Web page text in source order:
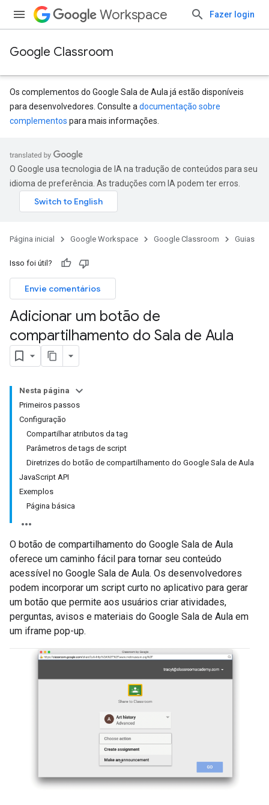
Workspace Fazer login
Google Classroom
Os complementos do Google Sala de Aula já estão disponíveis
para desenvolvedores. Consulte a documentação sobre
complementos para mais informações.
O Google usa tecnologia de IA na tradução de conteúdos para seu
idioma de preferência. As traduções com IA podem ter erros.
Página inicial Google Workspace Google Classroom Guias
Isso foi útil?
Envie comentários
Adicionar um botão de
compartilhamento do Sala de Aula
Nesta página
Primeiros passos
Configuração
Compartilhar atributos da tag
Parâmetros de tags de script
Diretrizes do botão de compartilhamento do Google Sala de Aula
JavaScript API
Exemplos
Página básica
O botão de compartilhamento do Google Sala de Aula
oferece um caminho fácil para tornar seu conteúdo
acessível no Google Sala de Aula. Os desenvolvedores
podem incorporar um script curto no aplicativo para gerar
um botão que permite aos usuários criar atividades,
perguntas, avisos e materiais do Google Sala de Aula em
um iframe pop-up.